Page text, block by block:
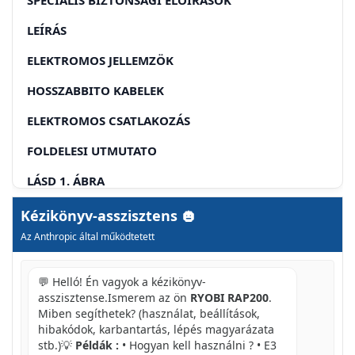
LEÍRÁS
ELEKTROMOS JELLEMZÖK
HOSSZABBITO KABELEK
ELEKTROMOS CSATLAKOZÁS
FOLDELESI UTMUTATO
LÁSD 1. ÁBRA
FIGYELEM
MIELÖTT ELKEZDI A MUNKÁT
A KEREKEK FELSZERELESE
A FOGANTYU FEL-ES LEHAJTASA
Kézikönyv-asszisztens
Az Anthropic által működtetett
💬 Helló! Én vagyok a kézikönyv-
asszisztense.Ismerem az ön RYOBI RAP200.
Miben segíthetek? (használat, beállítások,
hibakódok, karbantartás, lépés magyarázata
stb.)💡 Példák : • Hogyan kell használni ? • E3